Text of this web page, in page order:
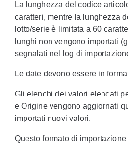
La lunghezza del codice
caratteri, mentre la lunghezza
lotto/serie è limitata a 60
lunghi non vengono importati
segnalati nel log di
Le date devono essere in
Gli elenchi dei valori elencati
e Origine vengono aggiornati
importati nuovi valori.
Questo formato di